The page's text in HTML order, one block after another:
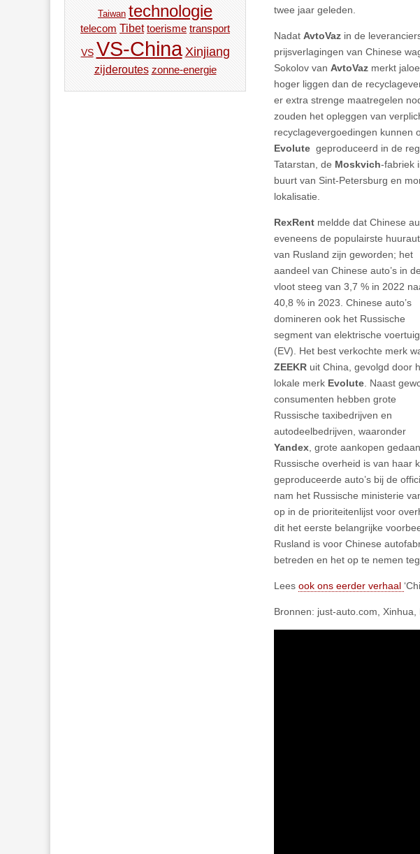
twee jaar geleden.
Nadat AvtoVaz in de
prijsverlagingen van Chinese
Sokolov van AvtoVaz merkt
hoger liggen dan de
er extra strenge maatregelen
zouden het opleggen van
recyclagevergoedingen kunnen
Evolute geproduceerd in de
Tatarstan, de Moskvich-fabriek
buurt van Sint-Petersburg en
lokalisatie.
RexRent meldde dat Chinese
eveneens de populairste
van Rusland zijn geworden; het
aandeel van Chinese auto’s in de
vloot steeg van 3,7 % in 2022
40,8 % in 2023. Chinese auto’s
domineren ook het Russische
segment van elektrische
(EV). Het best verkochte merk
ZEEKR uit China, gevolgd door
lokale merk Evolute . Naast
consumenten hebben grote
Russische taxibedrijven en
autodeelbedrijven, waaronder
Yandex , grote aankopen
Russische overheid is van haar
geproduceerde auto’s bij de
nam het Russische ministerie
op in de prioriteitenlijst voor
dit het eerste belangrijke
Rusland is voor Chinese
betreden en het op te nemen
Lees ook ons eerder verhaal
Bronnen: just-auto.com,
Taiwan technologie
telecom Tibet toerisme transport
VS VS-China Xinjiang
zijderoutes zonne-energie